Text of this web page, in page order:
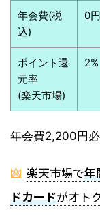
年会費(税
込)
0円
ポイント還
元率
(楽天市場)
2%
年会費2,200円
楽天市場で年
ドカードがオト